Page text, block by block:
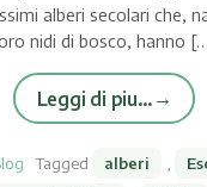
alberi secolari che,
nidi di bosco, hanno
Leggi di piu…
Tagged alberi